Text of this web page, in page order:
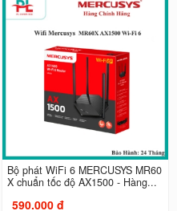
Bộ phát WiFi 6 MERCUSYS MR60
X chuẩn tốc độ AX1500 - Hàng...
590.000 đ